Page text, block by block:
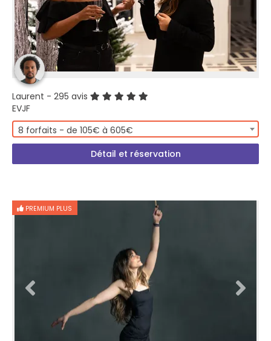
Laurent - 295 avis
EVJF
8 forfaits - de 105€ à 605€
Détail et réservation
PREMIUM PLUS